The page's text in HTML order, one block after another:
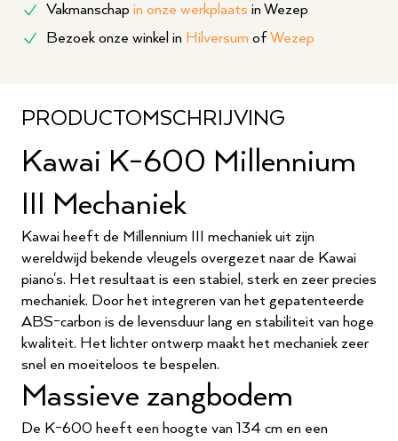
Vakmanschap in onze werkplaats in Wezep
Bezoek onze winkel in Hilversum of Wezep
PRODUCTOMSCHRIJVING
Kawai K-600 Millennium
III Mechaniek
Kawai heeft de Millennium III mechaniek uit zijn
wereldwijd bekende vleugels overgezet naar de Kawai
piano's. Het resultaat is een stabiel, sterk en zeer precies
mechaniek. Door het integreren van het gepatenteerde
ABS-carbon is de levensduur lang en stabiliteit van hoge
kwaliteit. Het lichter ontwerp maakt het mechaniek zeer
snel en moeiteloos te bespelen.
Massieve zangbodem
De K-600 heeft een hoogte van 134 cm en een